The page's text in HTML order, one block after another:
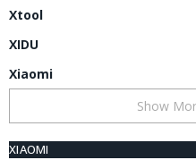
Xtool
XIDU
Xiaomi
Show
XIAOMI